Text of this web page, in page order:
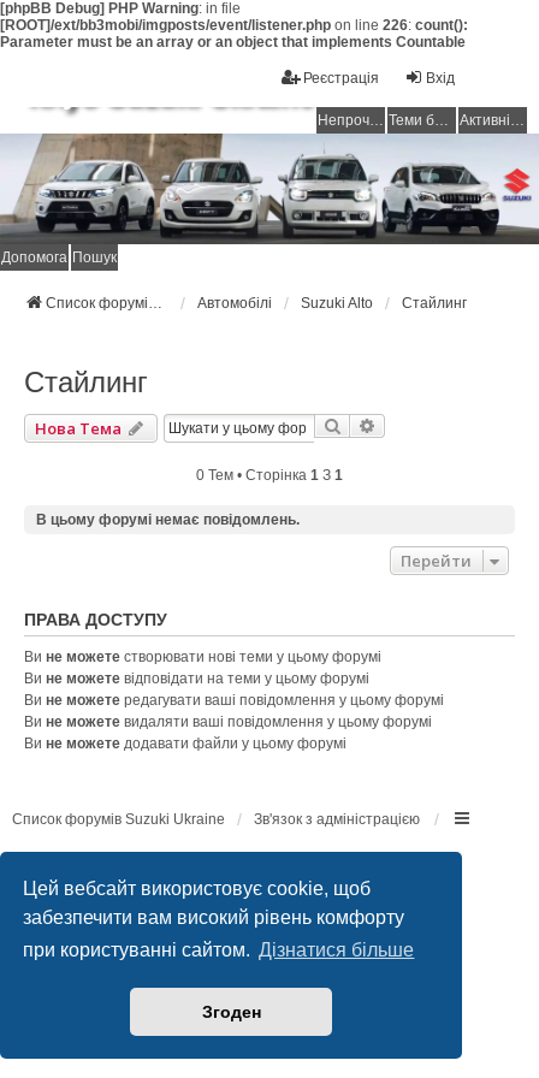
Цей вебсайт використовує cookie, щоб
забезпечити вам високий рівень комфорту
при користуванні сайтом. Дізнатися більше
Згоден
[phpBB Debug] PHP Warning: in file
[ROOT]/ext/bb3mobi/imgposts/event/listener.php on line 226: count():
Parameter must be an array or an object that implements Countable
Вхід
Реєстрація
Непрочитані повідомлення Теми без відповідей Активні теми
Клуб Suzuki Ukraine
Допомога Пошук
Список форумів Suzuki Ukraine Автомобілі Suzuki Alto Стайлинг
Стайлинг
Нова Тема Пошук
0 Тем • Сторінка 1 З 1
В цьому форумі немає повідомлень.
Перейти
ПРАВА ДОСТУПУ
Ви не можете створювати нові теми у цьому форумі
Ви не можете відповідати на теми у цьому форумі
Ви не можете редагувати ваші повідомлення у цьому форумі
Ви не можете видаляти ваші повідомлення у цьому форумі
Ви не можете додавати файли у цьому форумі
Список форумів Suzuki Ukraine Зв'язок з адміністрацією
Конфіденційність|Умови